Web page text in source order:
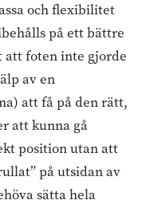
och flexibilitet
på ett bättre
att foten inte gjorde
av en
att få på den rätt,
att kunna gå
position utan att
på utsidan av
sätta hela